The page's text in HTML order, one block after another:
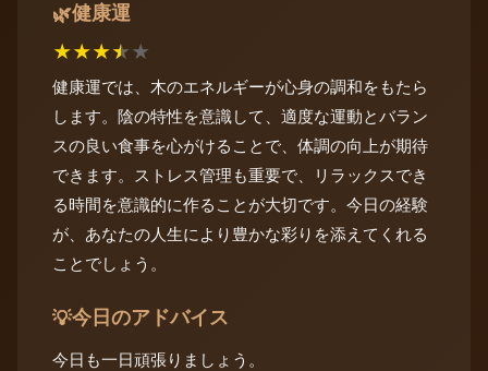
🌿健康運
★★★★★
健康運では、木のエネルギーが心身の調和をもたら
します。陰の特性を意識して、適度な運動とバラン
スの良い食事を心がけることで、体調の向上が期待
できます。ストレス管理も重要で、リラックスでき
る時間を意識的に作ることが大切です。今日の経験
が、あなたの人生により豊かな彩りを添えてくれる
ことでしょう。
💡今日のアドバイス
今日も一日頑張りましょう。